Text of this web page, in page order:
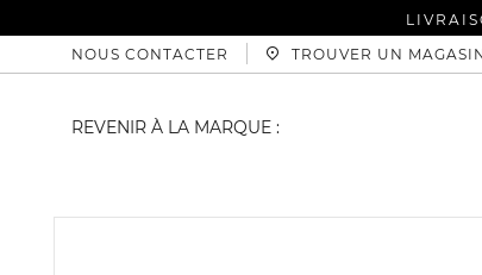
NOUS CONTACTER
TROUVER UN
REVENIR À LA MARQUE :